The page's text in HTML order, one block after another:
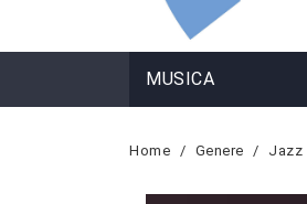
MUSICA
Home Genere Jazz